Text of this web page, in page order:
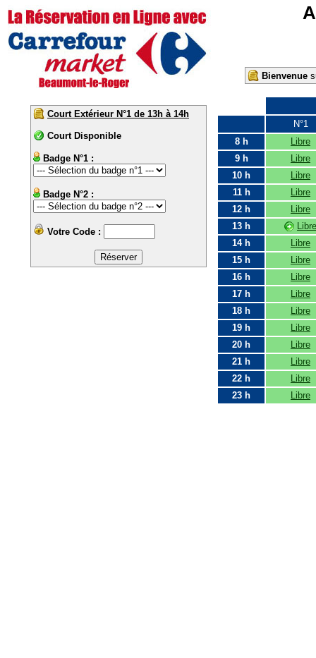
Bienvenue
Court Extérieur N°1 de 13h à 14h
Court Disponible
Badge N°1 :
Badge N°2 :
Votre Code :
N°1
8 h
Libre
9 h
Libre
10 h
Libre
11 h
Libre
12 h
Libre
13 h
Libre
14 h
Libre
15 h
Libre
16 h
Libre
17 h
Libre
18 h
Libre
19 h
Libre
20 h
Libre
21 h
Libre
22 h
Libre
23 h
Libre